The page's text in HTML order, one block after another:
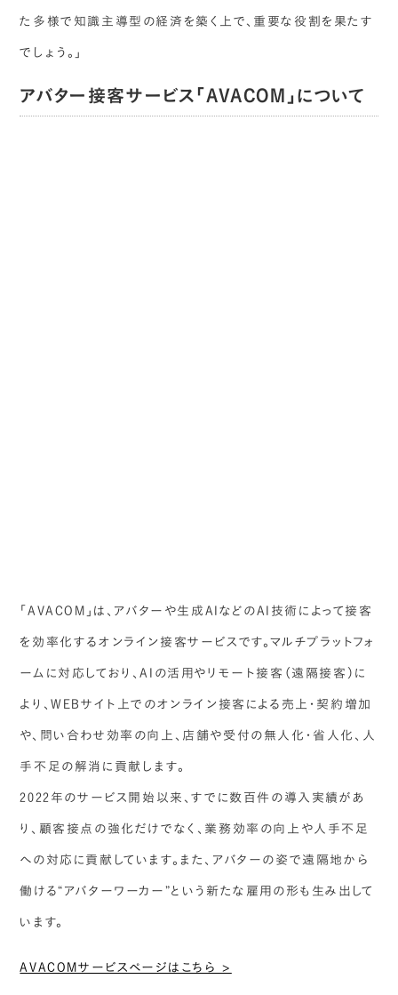
た多様で知識主導型の経済を築く上で、重要な役割を果たす
でしょう。」
アバター接客サービス「AVACOM」について
「AVACOM」は、アバターや生成AIなどのAI技術によって接客
を効率化するオンライン接客サービスです。マルチプラットフォ
ームに対応しており、AIの活用やリモート接客（遠隔接客）に
より、WEBサイト上でのオンライン接客による売上・契約増加
や、問い合わせ効率の向上、店舗や受付の無人化・省人化、人
手不足の解消に貢献します。
2022年のサービス開始以来、すでに数百件の導入実績があ
り、顧客接点の強化だけでなく、業務効率の向上や人手不足
への対応に貢献しています。また、アバターの姿で遠隔地から
働ける“アバターワーカー”という新たな雇用の形も生み出して
います。
AVACOMサービスページはこちら >